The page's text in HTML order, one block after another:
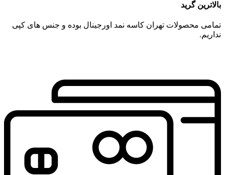
بالاترین گرید
تمامی محصولات تهران کاسه نمد اورجینال بوده و جنس های کپی
نداریم.